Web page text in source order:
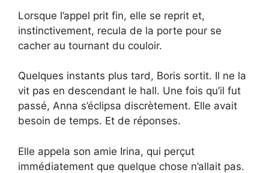
Lorsque l’appel prit fin, elle se reprit et,
instinctivement, recula de la porte pour se
cacher au tournant du couloir.
Quelques instants plus tard, Boris sortit. Il ne la
vit pas en descendant le hall. Une fois qu’il fut
passé, Anna s’éclipsa discrètement. Elle avait
besoin de temps. Et de réponses.
Elle appela son amie Irina, qui perçut
immédiatement que quelque chose n’allait pas.